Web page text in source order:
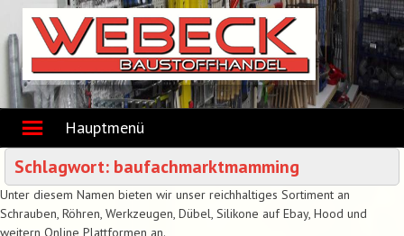
content
Hauptmenü
Schlagwort: baufachmarktmamming
Unter diesem Namen bieten wir unser reichhaltiges Sortiment an
Schrauben, Röhren, Werkzeugen, Dübel, Silikone auf Ebay, Hood und
weitern Online Plattformen an.